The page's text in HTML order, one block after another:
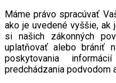
Máme právo spracúvať
ako je uvedené vyššie,
si našich zákonných
uplatňovať alebo brániť
poskytovania
predchádzania podvodom